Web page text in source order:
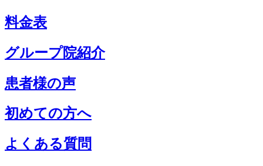
料金表
グループ院紹介
患者様の声
初めての方へ
よくある質問